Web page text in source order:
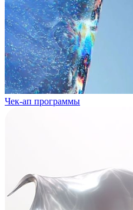
Чек-ап программы